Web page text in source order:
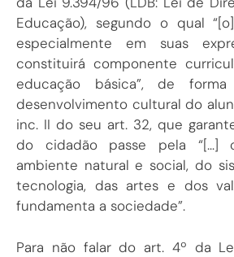
Educação), segundo o qual
especialmente em suas
constituirá componente
educação básica”, de
desenvolvimento cultural do
inc. II do seu art. 32, que
do cidadão passe pela “[…]
ambiente natural e social, do
tecnologia, das artes e dos
fundamenta a sociedade”.
Para não falar do art. 4º da